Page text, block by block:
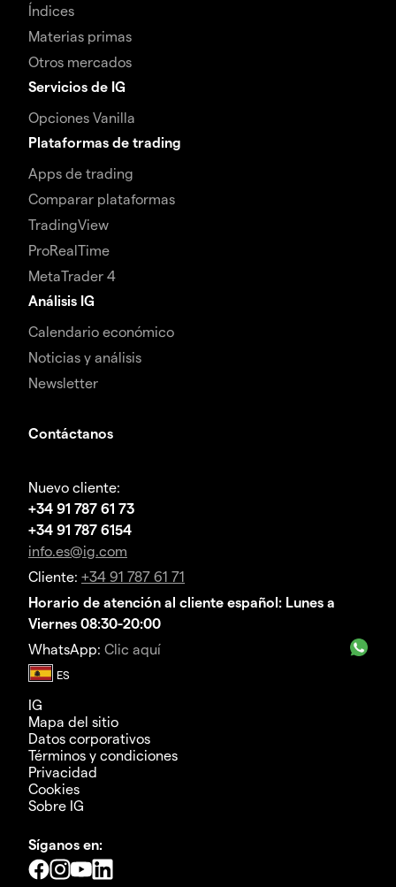
Índices
Materias primas
Otros mercados
Servicios de IG
Opciones Vanilla
Plataformas de trading
Apps de trading
Comparar plataformas
TradingView
ProRealTime
MetaTrader 4
Análisis IG
Calendario económico
Noticias y análisis
Newsletter
Contáctanos
Nuevo cliente:
+34 91 787 61 73
+34 91 787 6154
info.es@ig.com
Cliente: +34 91 787 61 71
Horario de atención al cliente español: Lunes a
Viernes 08:30-20:00
WhatsApp: Clic aquí
IG
Mapa del sitio
Datos corporativos
Términos y condiciones
Privacidad
Cookies
Sobre IG
Síganos en: